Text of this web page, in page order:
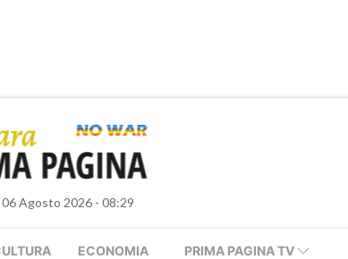
Agosto 2026 - 08:29
ECONOMIA PRIMA PAGINA TV